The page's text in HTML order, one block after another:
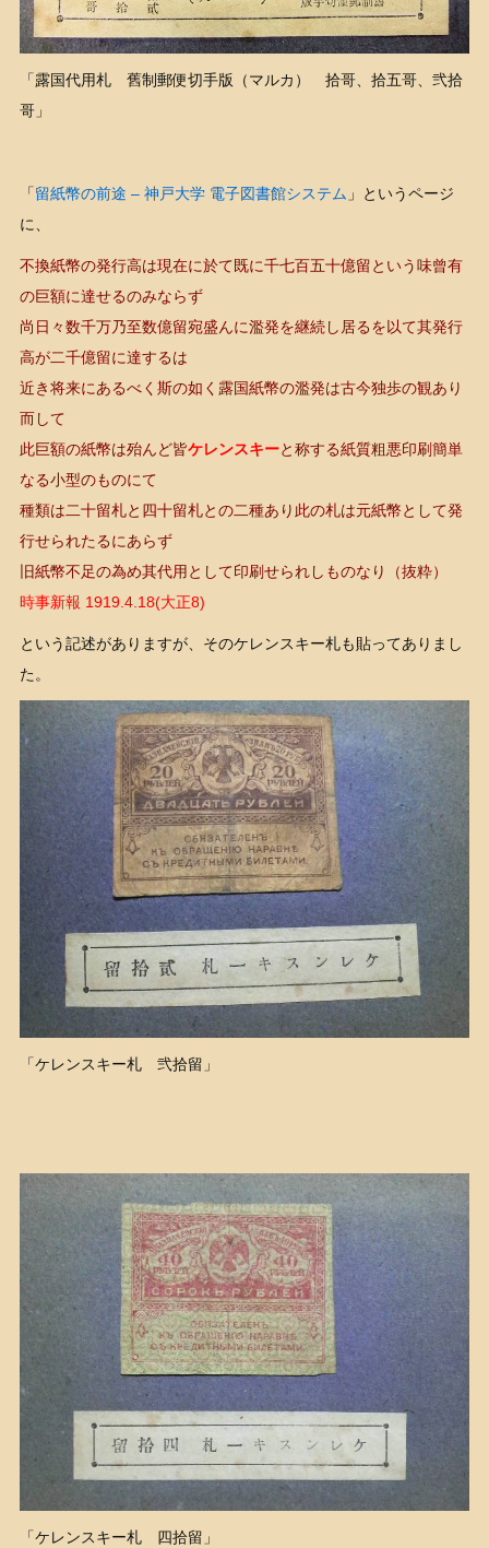
「露国代用札 舊制郵便切手版（マルカ） 拾哥、拾五哥、弐拾
哥」
「留紙幣の前途 – 神戸大学 電子図書館システム 」というページ
に、
不換紙幣の発行高は現在に於て既に千七百五十億留という味曾有
の巨額に達せるのみならず
尚日々数千万乃至数億留宛盛んに濫発を継続し居るを以て其発行
高が二千億留に達するは
近き将来にあるべく斯の如く露国紙幣の濫発は古今独歩の観あり
而して
此巨額の紙幣は殆んど皆ケレンスキーと称する紙質粗悪印刷簡単
なる小型のものにて
種類は二十留札と四十留札との二種あり此の札は元紙幣として発
行せられたるにあらず
旧紙幣不足の為め其代用として印刷せられしものなり（抜粋）
時事新報 1919.4.18(大正8)
という記述がありますが、そのケレンスキー札も貼ってありまし
た。
「ケレンスキー札 弐拾留」
「ケレンスキー札 四拾留」